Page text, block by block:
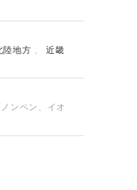
陸地方 、近畿
ンペン、イオ